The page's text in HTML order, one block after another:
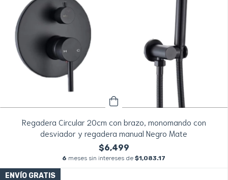
Regadera Circular 20cm con brazo, monomando con
desviador y regadera manual Negro Mate
$6,499
6 meses sin intereses de $1,083.17
ENVÍO GRATIS